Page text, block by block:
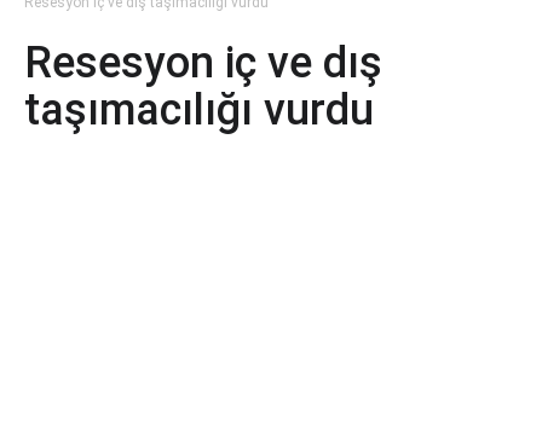
Resesyon iç ve dış
taşımacılığı vurdu